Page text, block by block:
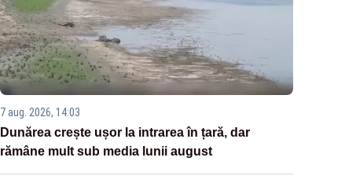
7 aug. 2026, 14:03
Dunărea crește ușor la intrarea în țară, dar
rămâne mult sub media lunii august